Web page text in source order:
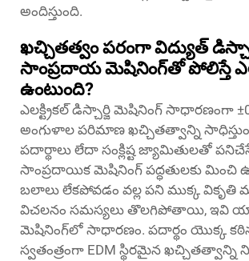
అందిస్తుంది.
ఖచ్చితత్వం పరంగా విద్యుత్
సాంప్రదాయ మెషినింగ్‌తో పోలిస్తే
ఉంటుంది?
ఎలక్ట్రికల్ డిస్చార్జి మెషినింగ్ సాధారణంగా
అంగుళాల పరిమాణ ఖచ్చితత్వాన్ని
పదార్థాలు లేదా సంక్లిష్ట జ్యామితులతో
సాంప్రదాయిక మెషినింగ్ పద్ధతులకు మించి
బలాలు లేకపోవడం వల్ల పని ముక్క వికృతి
విచలనం సమస్యలు తొలగిపోతాయి, ఇవి
మెషినింగ్‌లో సాధారణం. పదార్థం యొక్క
స్వతంత్రంగా EDM స్థిరమైన ఖచ్చితత్వాన్ని